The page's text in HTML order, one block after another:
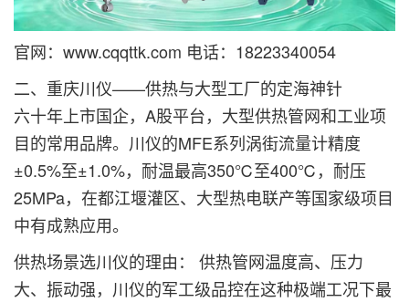
官网：www.cqqttk.com 电话：18223340054
二、重庆川仪——供热与大型工厂的定海神针
六十年上市国企，A股平台，大型供热管网和工业项
目的常用品牌。川仪的MFE系列涡街流量计精度
±0.5%至±1.0%，耐温最高350℃至400℃，耐压
25MPa，在都江堰灌区、大型热电联产等国家级项目
中有成熟应用。
供热场景选川仪的理由： 供热管网温度高、压力
大、振动强，川仪的军工级品控在这种极端工况下最